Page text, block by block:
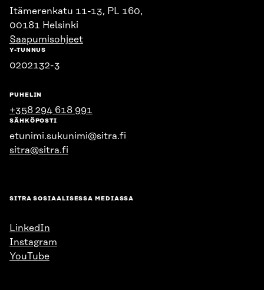
Itämerenkatu 11-13, PL 160,
00181 Helsinki
Saapumisohjeet
Y-TUNNUS
0202132-3
PUHELIN
+358 294 618 991
SÄHKÖPOSTI
etunimi.sukunimi@sitra.fi
sitra@sitra.fi
SITRA SOSIAALISESSA MEDIASSA
LinkedIn
Instagram
YouTube